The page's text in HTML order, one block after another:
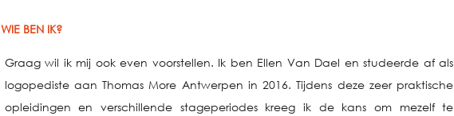
WIE BEN IK?
Graag wil ik mij ook even voorstellen. Ik ben Ellen Van Dael en studeerde af als
logopediste aan Thomas More Antwerpen in 2016. Tijdens deze zeer praktische
opleidingen en verschillende stageperiodes kreeg ik de kans om mezelf te